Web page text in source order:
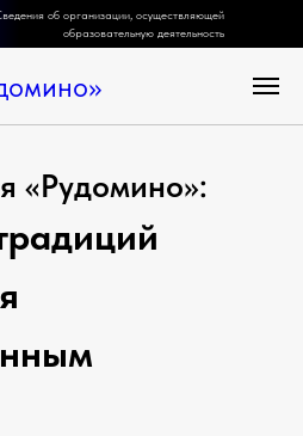
об организации, осуществляющей
образовательную деятельность
»
«Рудомино»: